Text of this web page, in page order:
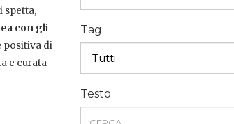
spetta,
con gli
positiva di
e curata
Tag
Testo